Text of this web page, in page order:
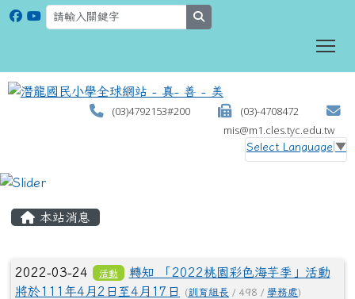
(03)4792153#200
(03)-4708472
mis@m1.cles.tyc.edu.tw
Select Language ▼
本站消息
文章列表
2022-03-24 活動
轉知 「2022桃園彩色海芋季」活動
將於111年4月2日至4月17日
(訓育組長 / 498 / 學務處)